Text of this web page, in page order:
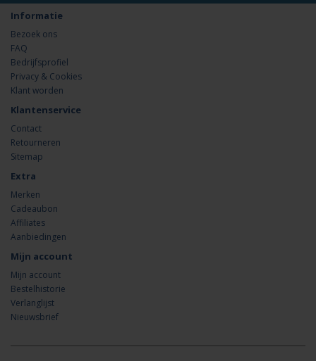
Informatie
Bezoek ons
FAQ
Bedrijfsprofiel
Privacy & Cookies
Klant worden
Klantenservice
Contact
Retourneren
Sitemap
Extra
Merken
Cadeaubon
Affiliates
Aanbiedingen
Mijn account
Mijn account
Bestelhistorie
Verlanglijst
Nieuwsbrief